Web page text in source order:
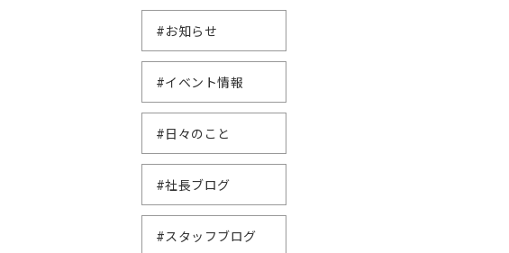
#お知らせ
#イベント情報
#日々のこと
#社長ブログ
#スタッフブログ